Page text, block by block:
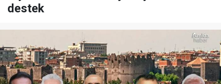
destek